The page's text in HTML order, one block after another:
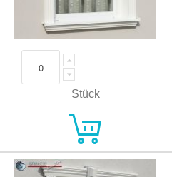
Stück